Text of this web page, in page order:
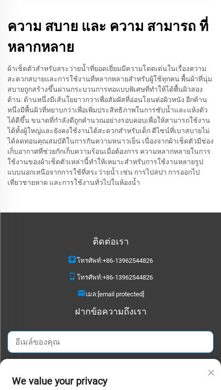
ความ สบาย และ ความ สามารถ ที่
หลากหลาย
ผ้าเช็ดตัวสำหรับสระว่ายน้ำที่ยอดเยี่ยมมีความโดดเด่นในเรื่องความ
สะดวกสบายและการใช้งานที่หลากหลายสำหรับผู้ใช้ทุกคน พื้นผ้าที่นุ่ม
สบายถูกสร้างขึ้นผ่านกระบวนการทอแบบพิเศษที่ทำให้ได้พื้นผิวสอง
ด้าน: ด้านหนึ่งมีเส้นใยยาวกว่าเพื่อสัมผัสที่อ่อนโยนต่อผิวหนัง อีกด้าน
หนึ่งมีพื้นผิวที่หยาบกว่าเพื่อเพิ่มประสิทธิภาพในการซับน้ำและแห้งตัว
ได้ดีขึ้น ขนาดที่กำลังดีถูกคำนวณอย่างรอบคอบเพื่อให้สามารถใช้งาน
ได้ทั้งผู้ใหญ่และยังคงใช้งานได้สะดวกสำหรับเด็ก ดีไซน์ที่เบาสบายไม่
ได้ลดทอนคุณสมบัติในการกันความหนาวเย็น เนื่องจากผ้าเช็ดตัวมีช่อง
เก็บอากาศที่ช่วยกักเก็บความร้อนเมื่อต้องการ ความหลากหลายในการ
ใช้งานของผ้าเช็ดตัวเหล่านี้ทำให้เหมาะสำหรับการใช้งานหลายรูป
แบบนอกเหนือจากการใช้ที่สระว่ายน้ำ เช่น การไปสปา การออกไป
เที่ยวชายหาด และการใช้งานทั่วไปในห้องน้ำ
ติดต่อเรา
โทรศัพท์:+86-13962544826
โทรศัพท์:+86-13962544826
เมล: [email protected]
ฝากข้อความถึงเรา
We value your privacy